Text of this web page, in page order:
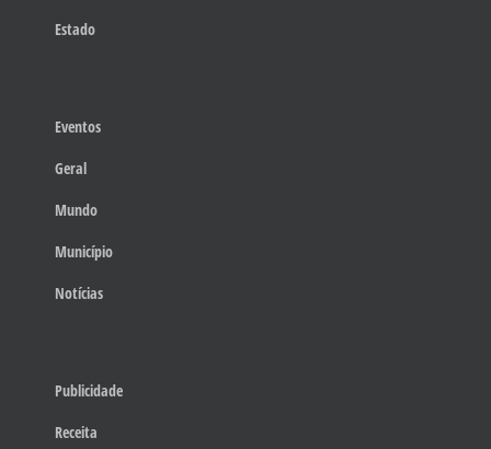
Estado
Eventos
Geral
Mundo
Município
Notícias
Publicidade
Receita